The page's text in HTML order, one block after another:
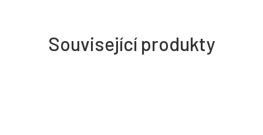
Související produkty